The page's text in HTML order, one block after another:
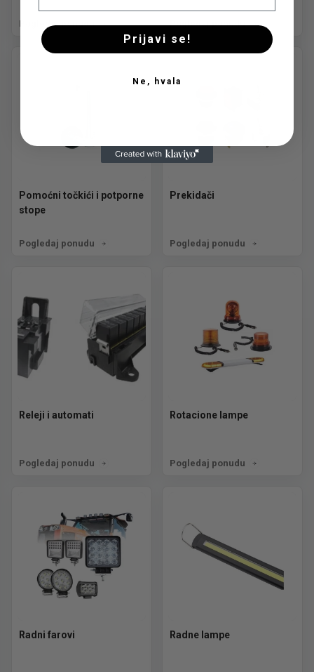
Pogledaj ponudu Pogledaj ponudu
Pomoćni točkići i potporne
stope
Pogledaj ponudu
Prekidači
Pogledaj ponudu
Releji i automati
Pogledaj ponudu
Rotacione lampe
Pogledaj ponudu
Radni farovi Radne lampe
Prijavi se!
Ne, hvala